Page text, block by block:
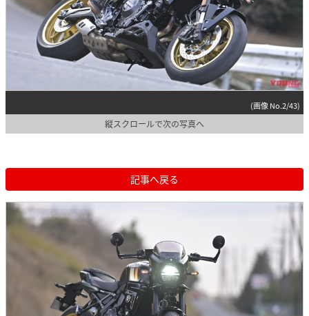
(画像 No.2/43)
縦スクロールで次の写真へ
記事へ戻る